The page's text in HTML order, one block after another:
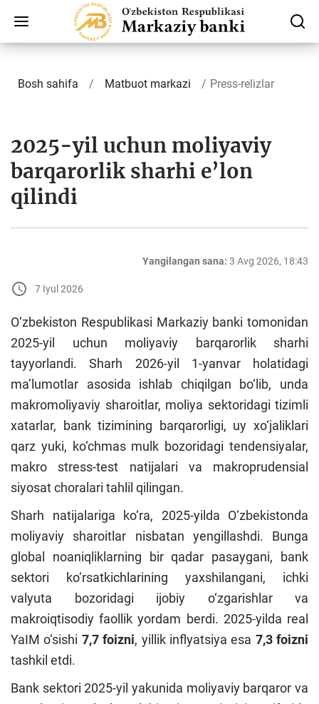
Bosh sahifa Matbuot markazi Press-relizlar
2025-yil uchun moliyaviy
barqarorlik sharhi e’lon
qilindi
Yangilangan sana: 3 Avg 2026, 18:43
7 Iyul 2026
O‘zbekiston Respublikasi Markaziy banki tomonidan
2025-yil uchun
moliyaviy barqarorlik sharhi
tayyorlandi. Sharh 2026-yil 1-yanvar holatidagi
ma’lumotlar asosida ishlab chiqilgan bo‘lib, unda
makromoliyaviy sharoitlar, moliya sektoridagi tizimli
xatarlar, bank tizimining barqarorligi, uy xo‘jaliklari
qarz yuki, ko‘chmas mulk bozoridagi tendensiyalar,
makro stress-test natijalari va makroprudensial
siyosat choralari tahlil qilingan.
Sharh natijalariga ko‘ra, 2025-yilda O‘zbekistonda
moliyaviy sharoitlar nisbatan yengillashdi. Bunga
global noaniqliklarning bir qadar pasaygani, bank
sektori ko‘rsatkichlarining yaxshilangani, ichki
valyuta bozoridagi ijobiy o‘zgarishlar va
makroiqtisodiy faollik yordam berdi. 2025-yilda real
YaIM o‘sishi 7,7 foizni, yillik inflyatsiya esa 7,3 foizni
tashkil etdi.
Bank sektori 2025-yil yakunida moliyaviy barqaror va